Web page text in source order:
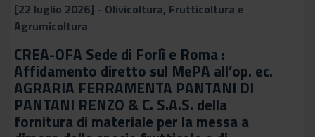
[22 luglio 2026] - Olivicoltura, Frutticoltura e
Agrumicoltura
CREA-OFA Sede di Forlì e Roma :
Affidamento diretto sul MePA all’op. ec.
AGRARIA FERRAMENTA PANTANI DI
PANTANI RENZO & C. S.A.S. della
fornitura di materiale per la messa a